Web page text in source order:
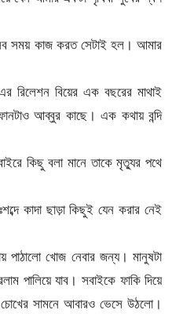
সময় কাজ করত সেটাই হল। আমার
রিলেশন বিয়ের এক বছরের মাথাই
আব্বুর কাছে। এক কথায় বন্দি
কিছু বলা মানে তাকে মৃত্যুর পথে
কাদা ছাড়া কিছুই যেন করার নেই
পাঠালো খোজ নেবার জন্য। মানুষটা
পালিয়ে যাব। সবাইকে ফাকি দিয়ে
সামনে আবারও ভেসে উঠলো।